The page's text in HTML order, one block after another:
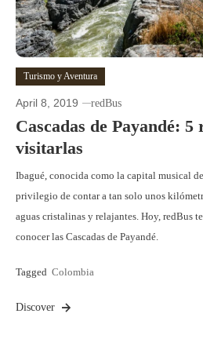
Turismo y Aventura
April 8, 2019 redBus
Cascadas de Payandé: 5
visitarlas
Ibagué, conocida como la capital musical
privilegio de contar a tan solo unos
aguas cristalinas y relajantes. Hoy, redBus
conocer las Cascadas de Payandé.
Tagged Colombia
Discover